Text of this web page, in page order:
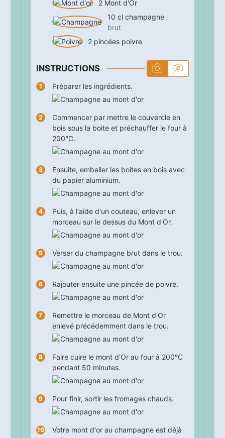
2 Mont d'Or
10 cl champagne
brut
2 pincées poivre
INSTRUCTIONS
Préparer les ingrédients.
Commencer par mettre le couvercle en
bois sous la boite et préchauffer le four à
200°C.
Ensuite, emballer les boites en bois avec
du papier aluminium.
Puis, à l'aide d'un couteau, enlever un
morceau sur le dessus du Mont d'Or.
Verser du champagne brut dans le trou.
Rajouter ensuite une pincée de poivre.
Remettre le morceau de Mont d'Or
enlevé précédemment dans le trou.
Faire cuire le mont d'Or au four à 200°C
pendant 50 minutes.
Pour finir, sortir les fromages chauds.
Votre mont d'or au champagne est déjà